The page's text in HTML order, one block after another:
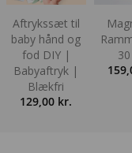
Aftrykssæt til
baby hånd og
fod DIY |
Babyaftryk |
Blækfri
129,00 kr.